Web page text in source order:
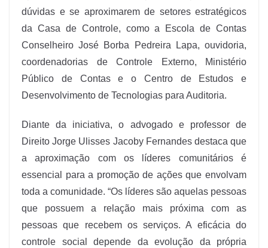
dúvidas e se aproximarem de setores estratégicos
da Casa de Controle, como a Escola de Contas
Conselheiro José Borba Pedreira Lapa, ouvidoria,
coordenadorias de Controle Externo, Ministério
Público de Contas e o Centro de Estudos e
Desenvolvimento de Tecnologias para Auditoria.
Diante da iniciativa, o advogado e professor de
Direito Jorge Ulisses Jacoby Fernandes destaca que
a aproximação com os líderes comunitários é
essencial para a promoção de ações que envolvam
toda a comunidade. “Os líderes são aquelas pessoas
que possuem a relação mais próxima com as
pessoas que recebem os serviços. A eficácia do
controle social depende da evolução da própria